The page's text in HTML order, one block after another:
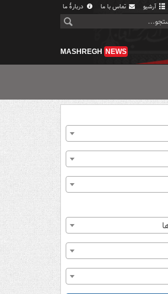
آرشیو تماس با ما دربارهٔ ما
MASHREGH NEWS